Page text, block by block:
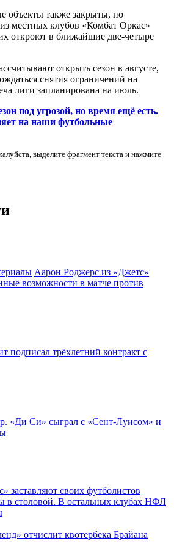
объекты также закрыты, но
местных клубов «Комбат Оркас»
откроют в ближайшие две-четыре
открыть сезон в августе,
снятия ограничений на
лиги запланирована на июль.
под угрозой, но время ещё есть.
на наши футбольные
выделите фрагмент текста и нажмите
Аарон Роджерс из «Джетс»
возможности в матче против
подписал трёхлетний контракт с
«Ди Си» сыграл с «Сент-Луисом» и
заставляют своих футболистов
в столовой. В остальных клубах НФЛ
отчислит квотербека Брайана